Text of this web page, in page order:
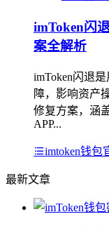
imToken闪
案全解析
imToken闪退
障，影响资产
修复方案，涵
APP...
imtoken钱包
最新文章